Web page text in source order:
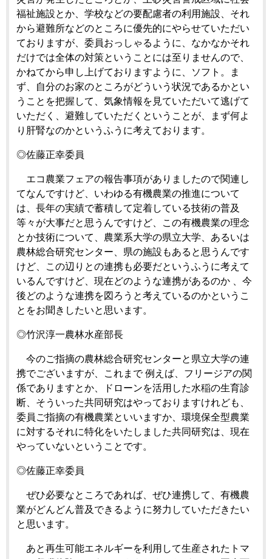
福祉施設とか、学校などの要配慮者の利用施設、それ
から避難所などのところに優先的にやらせていただい
ておりますが、委員おっしゃるように、なかなかそれ
だけでは全体の対策ということには至りませんので、
かねてから申し上げておりますように、ソフト。ま
ず、自分のお家のところがどういう状況であるかとい
うことを把握して、気象情報を見ていただいて逃げて
いただく、避難していただくということが、まず何よ
り肝腎なのかというふうに考えております。
◎佐藤正幸委員
エコ農業フェアの報告事項がありましたので関連し
てなんですけど、いわゆる有機農業の推進について
は、長年の実績で蓄積して定着している技術の普及
等々が大事だと思うんですけど、この有機農業の理念
とか技術について、農業系大学の県立大学、あるいは
農林総合研究センター、県の施設もあると思うんです
けど、この辺りとの連携も必要だというふうに考えて
いるんですけど、現在どのような連携があるのか 、今
後どのような連携を図ろうと考えているのかというこ
とをお聞きしたいと思います。
◎竹沢淳一農林水産部長
今のご指摘の農林総合研究センターと県立大学の連
携でございますが、これまで 例えば、フリージアの関
係でありますとか、ドローンを活用した水稲の生育診
断、そういった共同研究はやっておりますけれども、
委員ご指摘の有機農業といいますか、環境保全型農業
に対するそれに特化をいたしました共同研究は、現在
やっていないということです。
◎佐藤正幸委員
ぜひ必要なところであれば、ぜひ連携して、有機農
業がどんどん普及できるように努力していただきたい
と思います。
あと再生可能エネルギーを利用して生産されたトマ